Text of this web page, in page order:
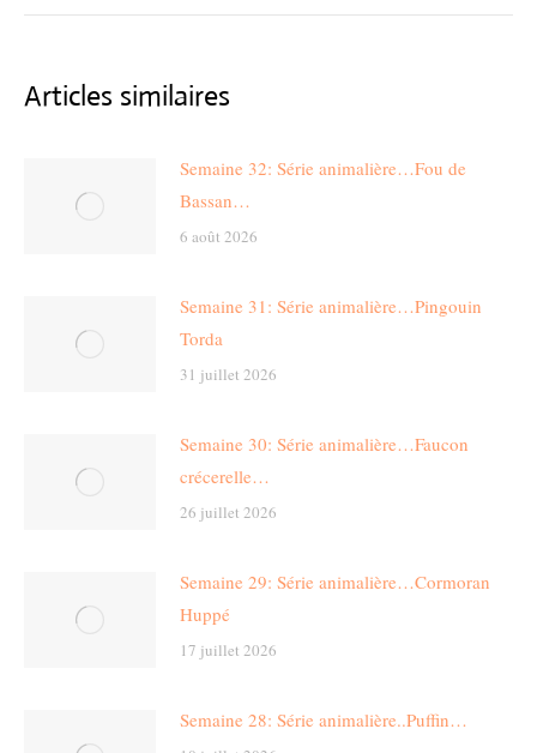
Articles similaires
Semaine 32: Série animalière…Fou de
Bassan…
6 août 2026
Semaine 31: Série animalière…Pingouin
Torda
31 juillet 2026
Semaine 30: Série animalière…Faucon
crécerelle…
26 juillet 2026
Semaine 29: Série animalière…Cormoran
Huppé
17 juillet 2026
Semaine 28: Série animalière..Puffin…